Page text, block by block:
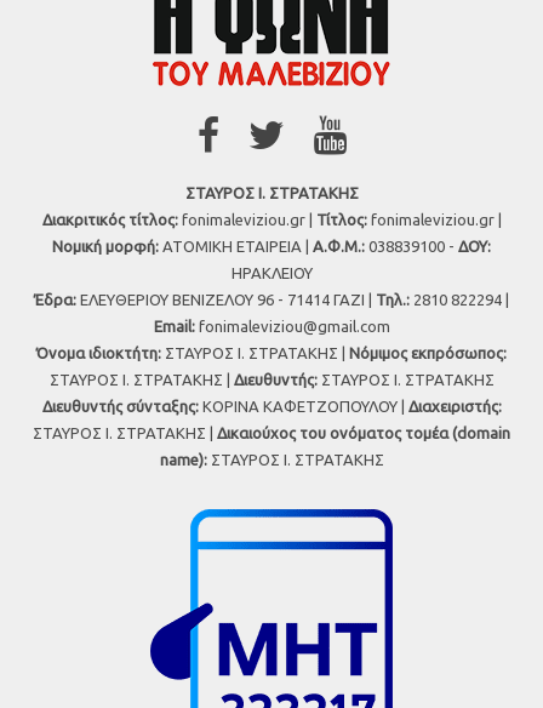
ΣΤΑΥΡΟΣ Ι. ΣΤΡΑΤΑΚΗΣ
Διακριτικός τίτλος:fonimaleviziou.gr | Τίτλος:fonimaleviziou.gr |
Νομική μορφή: ΑΤΟΜΙΚΗ ΕΤΑΙΡΕΙΑ | Α.Φ.Μ.: 038839100 - ΔΟΥ:
ΗΡΑΚΛΕΙΟΥ
Έδρα: ΕΛΕΥΘΕΡΙΟΥ ΒΕΝΙΖΕΛΟΥ 96 - 71414 ΓΑΖΙ | Τηλ.: 2810 822294 |
Εmail: fonimaleviziou@gmail.com
Όνομα ιδιοκτήτη: ΣΤΑΥΡΟΣ Ι. ΣΤΡΑΤΑΚΗΣ | Νόμιμος εκπρόσωπος:
ΣΤΑΥΡΟΣ Ι. ΣΤΡΑΤΑΚΗΣ | Διευθυντής:ΣΤΑΥΡΟΣ Ι. ΣΤΡΑΤΑΚΗΣ
Διευθυντής σύνταξης:ΚΟΡΙΝΑ ΚΑΦΕΤΖΟΠΟΥΛΟΥ | Διαχειριστής:
ΣΤΑΥΡΟΣ Ι. ΣΤΡΑΤΑΚΗΣ | Δικαιούχος του ονόματος τομέα (domain
name):ΣΤΑΥΡΟΣ Ι. ΣΤΡΑΤΑΚΗΣ